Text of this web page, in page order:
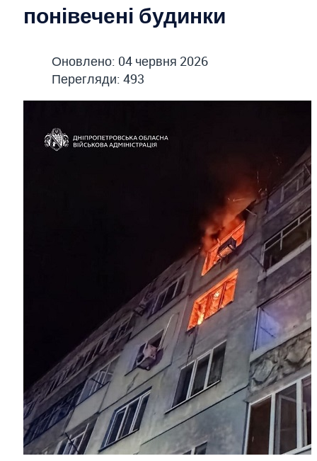
понівечені будинки
Оновлено: 04 червня 2026
Перегляди: 493